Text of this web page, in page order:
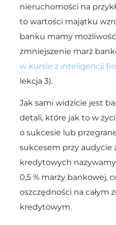
nieruchomości na
to wartości majątku
banku mamy
zmniejszenie marż
w kursie z inteligencji
lekcja 3).
Jak sami widzicie jest
detali, które jak to w
o sukcesie lub
sukcesem przy audycie
kredytowych nazywamy
0,5 % marży bankowej,
oszczędności na całym
kredytowym.